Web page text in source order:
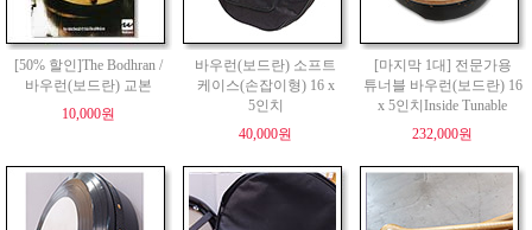
[50% 할인]The Bodhran /
바우런(보드란) 교본
10,000원
바우런(보드란) 소프트
케이스(손잡이형) 16 x
5인치
40,000원
[마지막 1대] 전문가용
튜너블 바우런(보드란) 16
x 5인치Inside Tunable
232,000원